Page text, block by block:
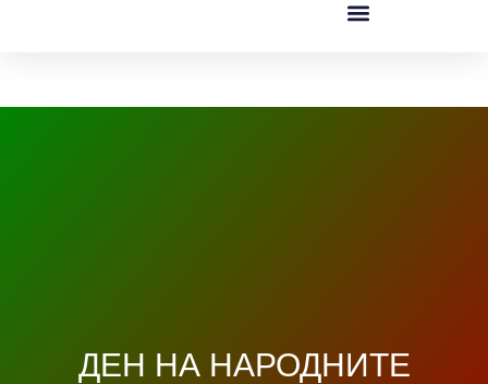
ДЕН НА НАРОДНИТЕ